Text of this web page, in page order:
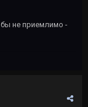
не приемлимо -